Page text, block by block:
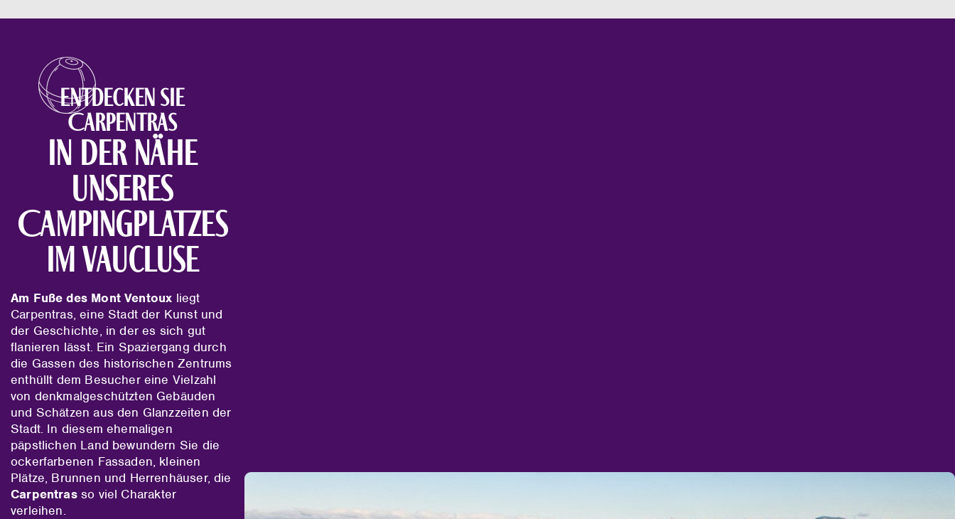
Entdecken Sie
Carpentras
in der Nähe
unseres
Campingplatzes
im Vaucluse
Am Fuße des Mont Ventoux liegt
Carpentras, eine Stadt der Kunst und
der Geschichte, in der es sich gut
flanieren lässt. Ein Spaziergang durch
die Gassen des historischen Zentrums
enthüllt dem Besucher eine Vielzahl
von denkmalgeschützten Gebäuden
und Schätzen aus den Glanzzeiten der
Stadt. In diesem ehemaligen
päpstlichen Land bewundern Sie die
ockerfarbenen Fassaden, kleinen
Plätze, Brunnen und Herrenhäuser, die
Carpentrasso viel Charakter
verleihen.